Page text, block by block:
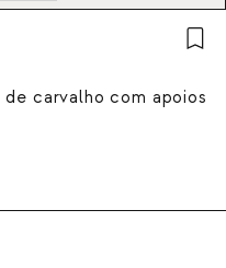
carvalho com apoios